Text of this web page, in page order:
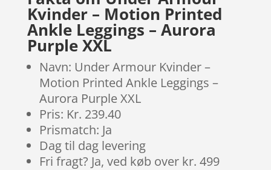
er
Kvinder – Motion Printed
Ankle Leggings – Aurora
Purple XXL
Navn: Under Armour Kvinder –
Motion Printed Ankle Leggings –
Aurora Purple XXL
Pris: Kr. 239.40
Prismatch: Ja
Dag til dag levering
Fri fragt? Ja, ved køb over kr. 499